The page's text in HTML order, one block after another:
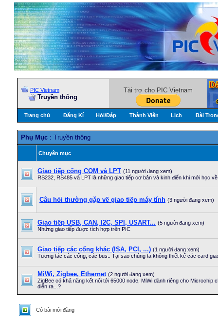
PIC Vietnam
Truyền thông
Tài trợ cho PIC Vietnam
Trang chủ Đăng Kí Hỏi/Ðáp Thành Viên Lịch Bài
Phụ Mục : Truyền thông
Chuyên mục
Giao tiếp cổng COM và LPT (11 người đang xem)
RS232, RS485 và LPT là những giao tiếp cơ bản và kinh điển khi mới học
Câu hỏi thường gặp về giao tiếp máy tính (3 người đang xem)
Giao tiếp USB, CAN, I2C, SPI, USART... (5 người đang xem)
Những giao tiếp được tích hợp trên PIC
Giao tiếp các cổng khác (ISA, PCI, ...) (1 người đang xem)
Tương tác các cổng, các bus.. Tại sao chúng ta không thiết kế các card
MiWi, Zigbee, Ethernet (2 người đang xem)
ZigBee có khả năng kết nối tới 65000 node, MiWi dành riêng cho Microchip
diễn ra...?
Có bài mới đăng